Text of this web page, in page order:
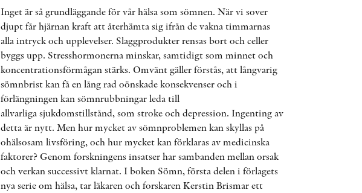
OTHER FORMATS
Inget är så grundläggande för vår hälsa som sömnen. När vi sover
djupt får hjärnan kraft att återhämta sig ifrån de vakna timmarnas
alla intryck och upplevelser. Slaggprodukter rensas bort och celler
byggs upp. Stresshormonerna minskar, samtidigt som minnet och
koncentrationsförmågan stärks. Omvänt gäller förstås, att långvarig
sömnbrist kan få en lång rad oönskade konsekvenser och i
förlängningen kan sömnrubbningar leda till
allvarliga sjukdomstillstånd, som stroke och depression. Ingenting av
detta är nytt. Men hur mycket av sömnproblemen kan skyllas på
ohälsosam livsföring, och hur mycket kan förklaras av medicinska
faktorer? Genom forskningens insatser har sambanden mellan orsak
och verkan successivt klarnat. I boken Sömn, första delen i förlagets
nya serie om hälsa, tar läkaren och forskaren Kerstin Brismar ett